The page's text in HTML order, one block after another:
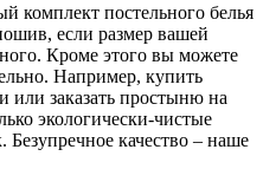
комплект постельного белья
если размер вашей
Кроме этого вы можете
Например, купить
или заказать простыню на
экологически-чистые
Безупречное качество – наше